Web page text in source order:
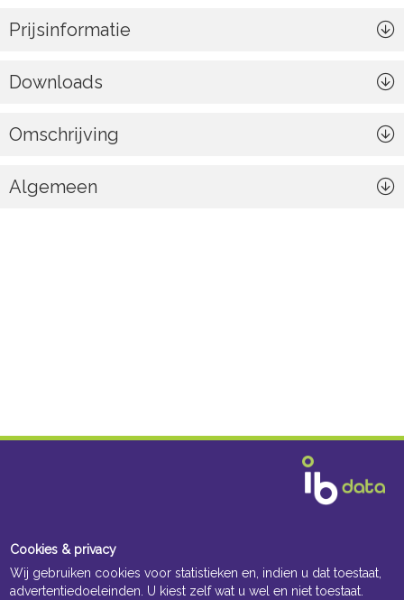
Prijsinformatie
Downloads
Omschrijving
Algemeen
Cookies & privacy
Wij gebruiken cookies voor statistieken en, indien u dat toestaat,
advertentiedoeleinden. U kiest zelf wat u wel en niet toestaat.